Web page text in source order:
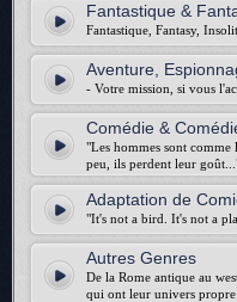
Fantastique &
Fantastique, Fantasy,
Aventure,
- Votre mission, si vous
Comédie &
"Les hommes sont comme
peu, ils perdent leur
Adaptation de
"It's not a bird. It's not a
Autres Genres
De la Rome antique au
qui ont leur univers propre